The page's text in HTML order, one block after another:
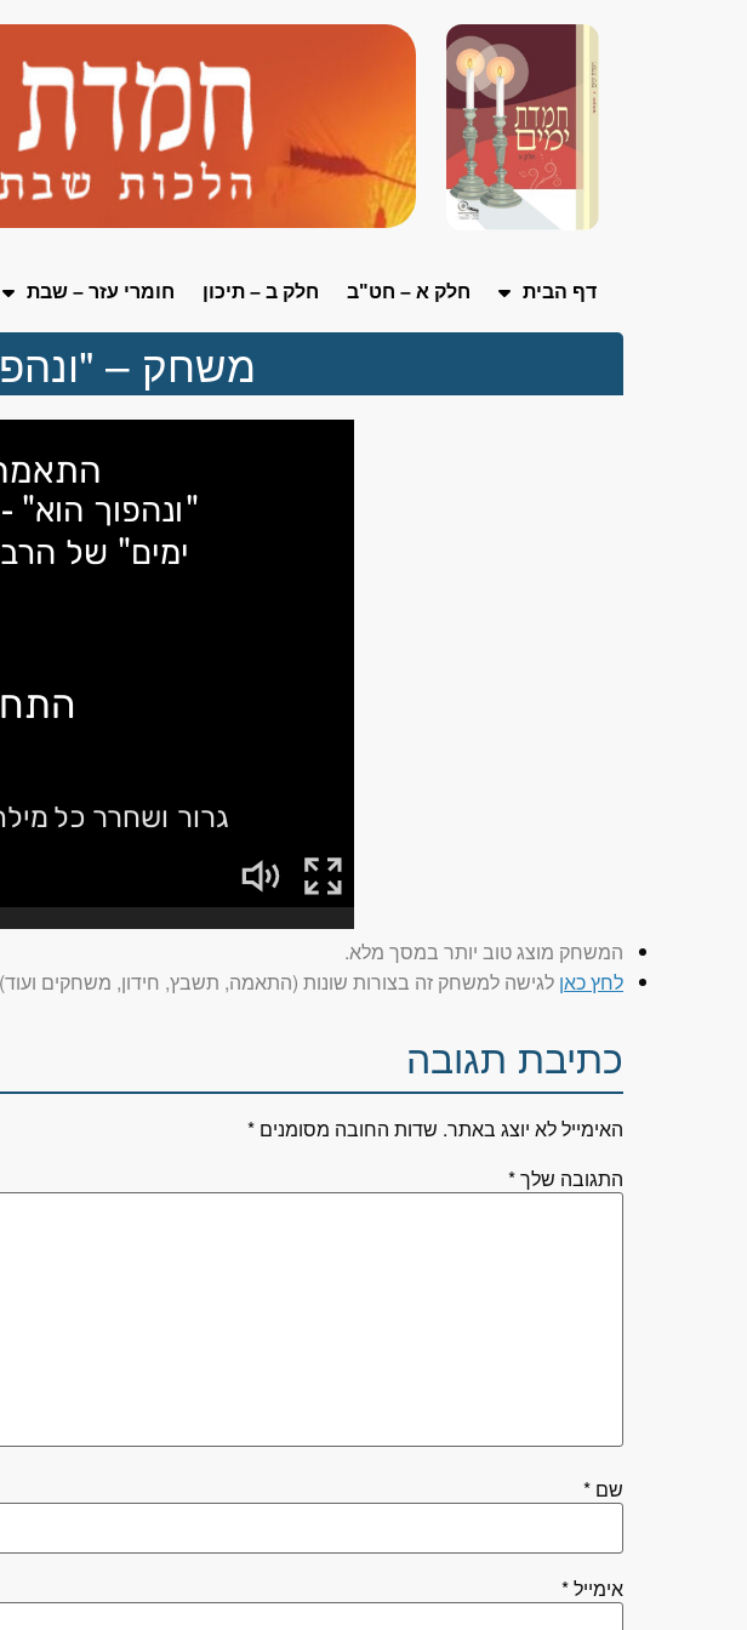
דף הבית חלק א – חט"ב חלק ב – תיכון חומרי עזר – שבת
משחק –
המשחק מוצג טוב יותר במסך מלא.
לחץ כאן לגישה למשחק זה בצורות שונות (התאמה, תשבץ, חידון, משחקים ועוד)
כתיבת תגובה
האימייל לא יוצג באתר. שדות החובה מסומנים *
התגובה שלך*
שם *
אימייל*